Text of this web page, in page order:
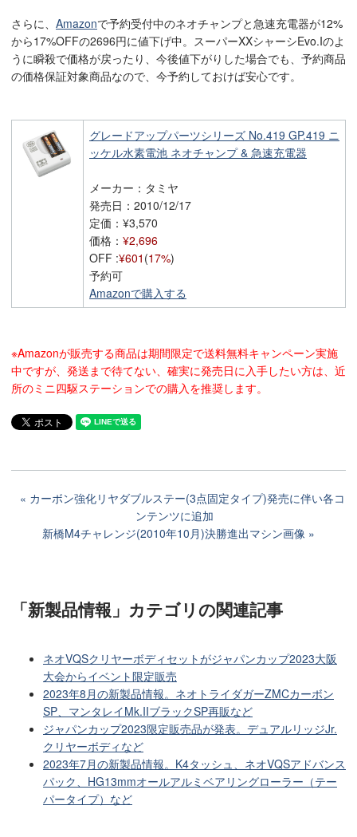
さらに、 Amazonで予約受付中のネオチャンプと急速充電器が12%
から17%OFFの2696円に値下げ中。スーパーXXシャーシEvo.Iのよ
うに瞬殺で価格が戻ったり、今後値下がりした場合でも、予約商品
の価格保証対象商品なので、今予約しておけば安心です。
グレードアップパーツシリーズ No.419 GP.419 ニ
ッケル水素電池 ネオチャンプ & 急速充電器
メーカー：タミヤ
発売日：2010/12/17
定価：¥3,570
価格： ¥2,696
OFF :¥601 (17%)
予約可
Amazonで購入する
※Amazonが販売する商品は期間限定で送料無料キャンペーン実施
中ですが、発送まで待てない、確実に発売日に入手したい方は、近
所のミニ四駆ステーションでの購入を推奨します。
カーボン強化リヤダブルステー(3点固定タイプ)発売に伴い各コ
ンテンツに追加
新橋M4チャレンジ(2010年10月)決勝進出マシン画像
「新製品情報」カテゴリの関連記事
ネオVQSクリヤーボディセットがジャパンカップ2023大阪
大会からイベント限定販売
2023年8月の新製品情報。ネオトライダガーZMCカーボン
SP、マンタレイMk.IIブラックSP再販など
ジャパンカップ2023限定販売品が発表。デュアルリッジJr.
クリヤーボディなど
2023年7月の新製品情報。K4タッシュ、ネオVQSアドバンス
パック、HG13mmオールアルミベアリングローラー（テー
パータイプ）など